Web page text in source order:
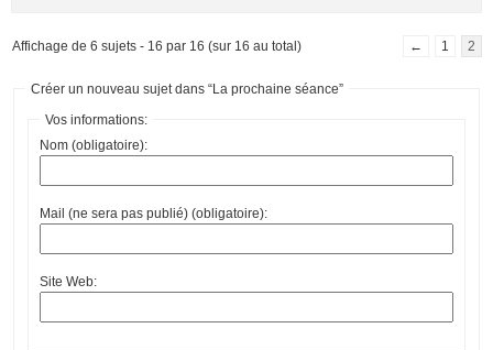
Affichage de 6 sujets - 16 par 16 (sur 16 au total) ← 1 2
Créer un nouveau sujet dans “La prochaine séance”
Vos informations:
Nom (obligatoire):
Mail (ne sera pas publié) (obligatoire):
Site Web: